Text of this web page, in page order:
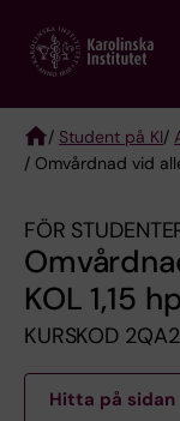
main
Breadcrumb
/ Student på KI/
/ Omvårdnad vid
FÖR
KOL 1,15 hp
KURSKOD
Hitta på sidan